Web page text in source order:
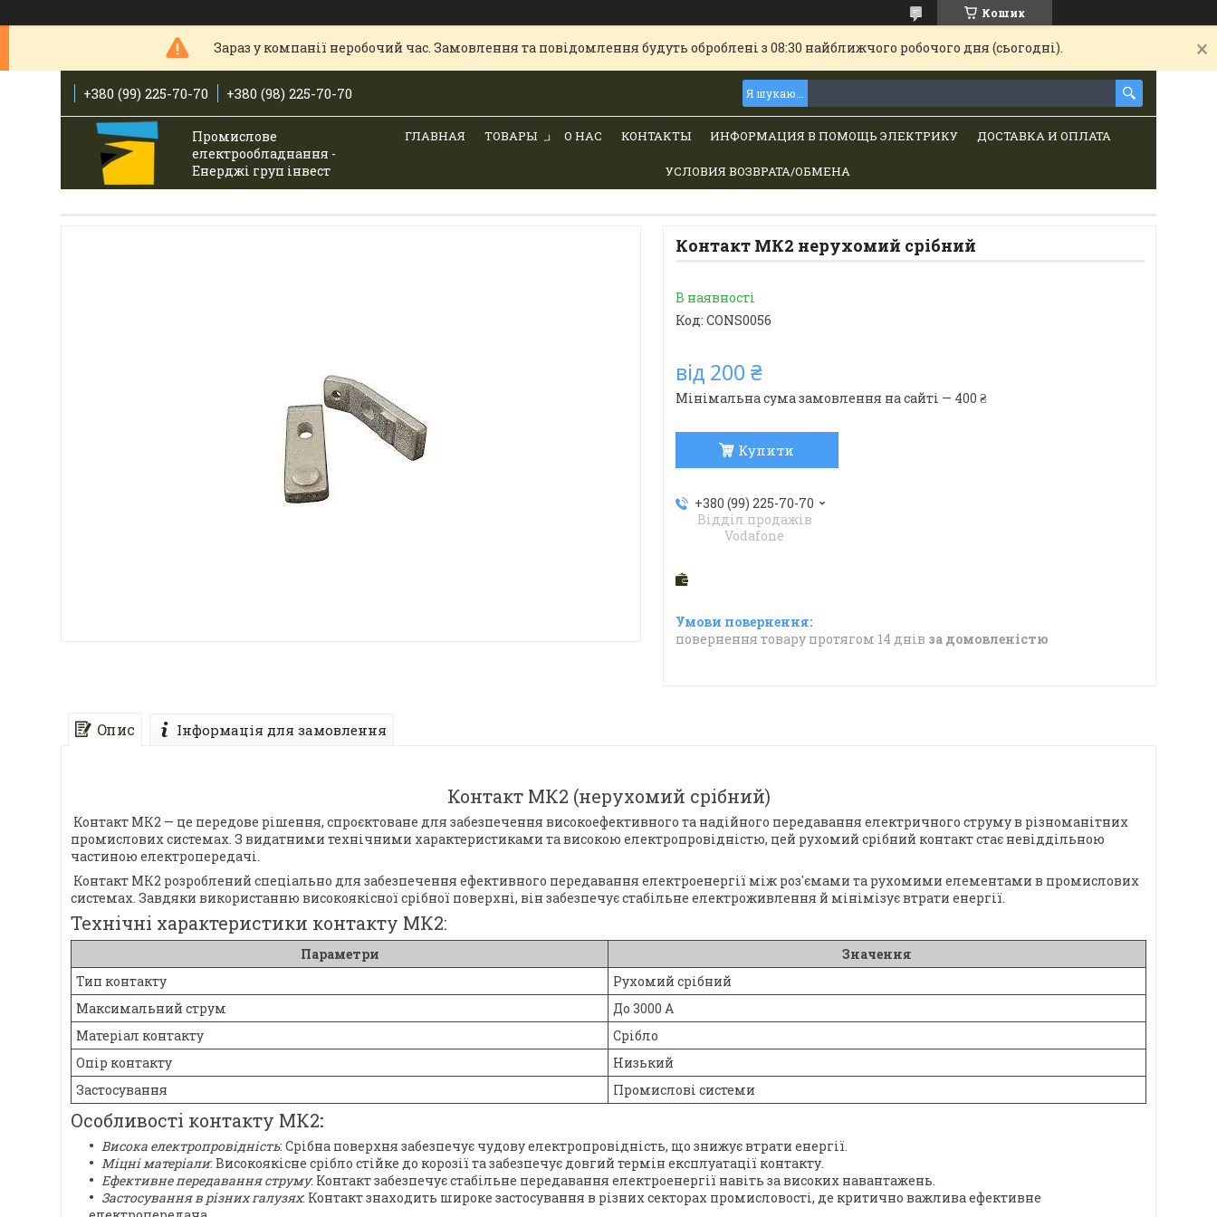
Кошик
Зараз у компанії неробочий час. Замовлення та повідомлення будуть оброблені з 08:30 найближчого робочого дня (сьогодні).
+380 (99) 225-70-70 +380 (98) 225-70-70
Промислове
електрообладнання -
Енерджі груп інвест
ГЛАВНАЯ ТОВАРЫ О НАС КОНТАКТЫ ИНФОРМАЦИЯ В ПОМОЩЬ ЭЛЕКТРИКУ ДОСТАВКА И ОПЛАТА
УСЛОВИЯ ВОЗВРАТА/ОБМЕНА
Контакт МК2 нерухомий срібний
В наявності
Код: CONS0056
від 200 ₴
Мінімальна сума замовлення на сайті — 400 ₴
Купити
+380 (99) 225-70-70
Відділ продажів
Vodafone
повернення товару протягом 14 днів за домовленістю
Опис Інформація для замовлення
Контакт МК2 (нерухомий срібний)
Контакт МК2 — це передове рішення, спроєктоване для забезпечення високоефективного та надійного передавання електричного струму в різноманітних
промислових системах. З видатними технічними характеристиками та високою електропровідністю, цей рухомий срібний контакт стає невіддільною
частиною електропередачі.
Контакт МК2 розроблений спеціально для забезпечення ефективного передавання електроенергії між роз'ємами та рухомими елементами в промислових
системах. Завдяки використанню високоякісної срібної поверхні, він забезпечує стабільне електроживлення й мінімізує втрати енергії.
Технічні характеристики контакту МК2:
Параметри
Значення
Тип контакту
Рухомий срібний
Максимальний струм
До 3000 А
Матеріал контакту
Срібло
Опір контакту
Низький
Застосування
Промислові системи
Особливості контакту МК2:
Висока електропровідність: Срібна поверхня забезпечує чудову електропровідність, що знижує втрати енергії.
Міцні матеріали: Високоякісне срібло стійке до корозії та забезпечує довгий термін експлуатації контакту.
Ефективне передавання струму: Контакт забезпечує стабільне передавання електроенергії навіть за високих навантажень.
Застосування в різних галузях: Контакт знаходить широке застосування в різних секторах промисловості, де критично важлива ефективне